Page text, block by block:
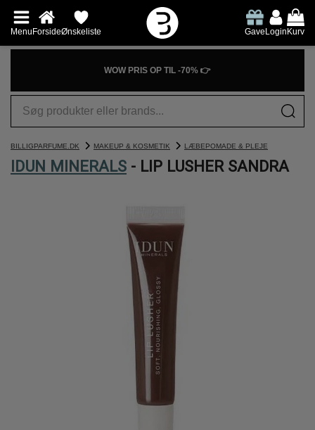
MenuForsideØnskeliste GaveLoginKurv
WOW PRIS OP TIL -70% 👉
BILLIGPARFUME.DK MAKEUP & KOSMETIK LÆBEPOMADE & PLEJE
IDUN MINERALS - LIP LUSHER SANDRA